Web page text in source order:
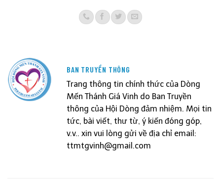
BAN TRUYỀN THÔNG
Trang thông tin chính thức của Dòng
Mến Thánh Giá Vinh do Ban Truyền
thông của Hội Dòng đảm nhiệm. Mọi tin
tức, bài viết, thư từ, ý kiến đóng góp,
v.v.. xin vui lòng gửi về địa chỉ email:
ttmtgvinh@gmail.com